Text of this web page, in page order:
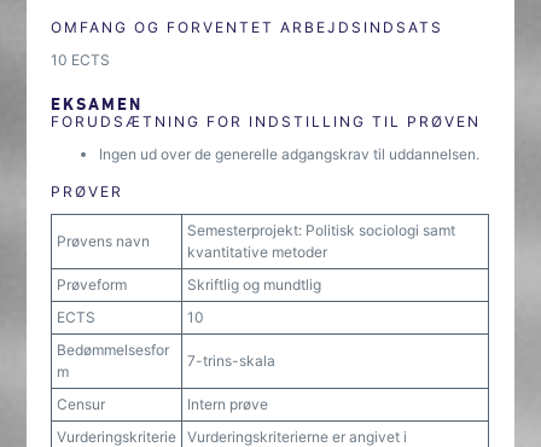
OMFANG OG FORVENTET ARBEJDSINDSATS
10 ECTS
EKSAMEN
FORUDSÆTNING FOR INDSTILLING TIL PRØVEN
Ingen ud over de generelle adgangskrav til uddannelsen.
PRØVER
Prøvens navn
Semesterprojekt: Politisk sociologi samt
kvantitative metoder
Prøveform
Skriftlig og mundtlig
ECTS
10
Bedømmelsesfor
m
7-trins-skala
Censur
Intern prøve
Vurderingskriterie
Vurderingskriterierne er angivet i